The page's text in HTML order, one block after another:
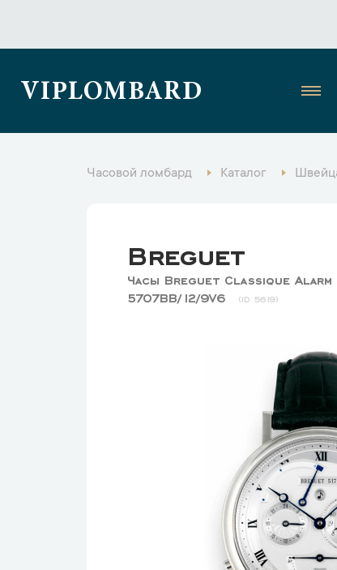
VIPLOMBARD
Часовой ломбард Каталог
Breguet
Часы Breguet Classique Alarm
5707BB/12/9V6
5619